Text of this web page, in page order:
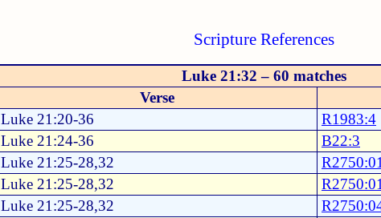
Scripture References
Luke 21:32 – 60 matches
Verse
Luke 21:20-36
R1983:4
Luke 21:24-36
B22:3
Luke 21:25-28,32
Luke 21:25-28,32
Luke 21:25-28,32